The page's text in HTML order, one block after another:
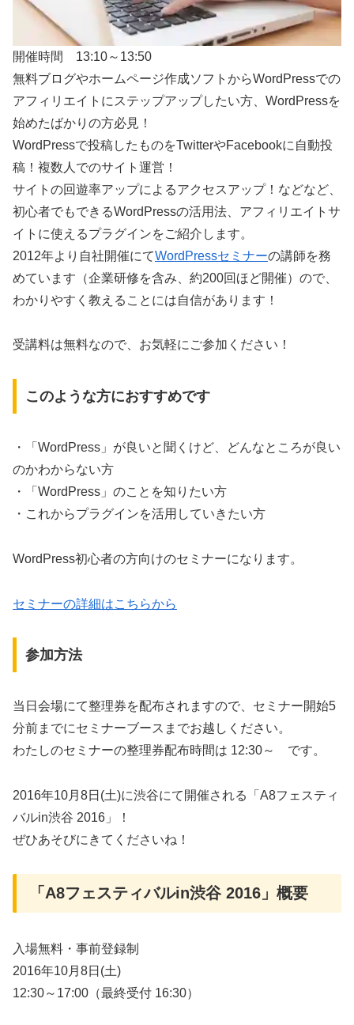
開催時間 13:10～13:50
無料ブログやホームページ作成ソフトからWordPressでの
アフィリエイトにステップアップしたい方、WordPressを
始めたばかりの方必見！
WordPressで投稿したものをTwitterやFacebookに自動投
稿！複数人でのサイト運営！
サイトの回遊率アップによるアクセスアップ！などなど、
初心者でもできるWordPressの活用法、アフィリエイトサ
イトに使えるプラグインをご紹介します。
2012年より自社開催にてWordPressセミナーの講師を務
めています（企業研修を含み、約200回ほど開催）ので、
わかりやすく教えることには自信があります！
受講料は無料なので、お気軽にご参加ください！
このような方におすすめです
・「WordPress」が良いと聞くけど、どんなところが良い
のかわからない方
・「WordPress」のことを知りたい方
・これからプラグインを活用していきたい方
WordPress初心者の方向けのセミナーになります。
セミナーの詳細はこちらから
参加方法
当日会場にて整理券を配布されますので、セミナー開始5
分前までにセミナーブースまでお越しください。
わたしのセミナーの整理券配布時間は 12:30～ です。
2016年10月8日(土)に渋谷にて開催される「A8フェスティ
バルin渋谷 2016」！
ぜひあそびにきてくださいね！
「A8フェスティバルin渋谷 2016」概要
入場無料・事前登録制
2016年10月8日(土)
12:30～17:00（最終受付 16:30）